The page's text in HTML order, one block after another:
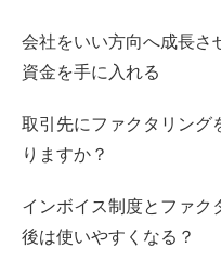
会社をいい方向へ成長さ
資金を手に入れる
取引先にファクタリング
りますか？
インボイス制度とファク
後は使いやすくなる？